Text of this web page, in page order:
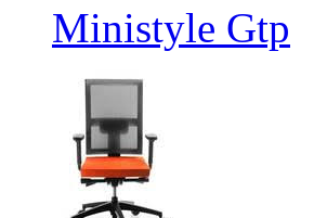
Ministyle Gtp